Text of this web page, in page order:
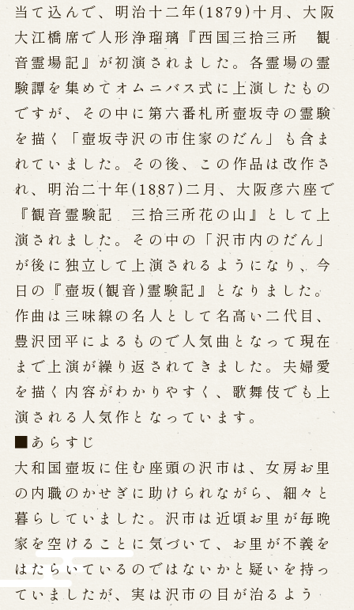
当て込んで、明治十二年(1879)十月、大阪
大江橋席で人形浄瑠璃『西国三拾三所 観
音霊場記』が初演されました。各霊場の霊
験譚を集めてオムニバス式に上演したもの
ですが、その中に第六番札所壺坂寺の霊験
を描く「壺坂寺沢の市住家のだん」も含ま
れていました。その後、この作品は改作さ
れ、明治二十年(1887)二月、大阪彦六座で
『観音霊験記 三拾三所花の山』として上
演されました。その中の「沢市内のだん」
が後に独立して上演されるようになり、今
日の『壺坂(観音)霊験記』となりました。
作曲は三味線の名人として名高い二代目、
豊沢団平によるもので人気曲となって現在
まで上演が繰り返されてきました。夫婦愛
を描く内容がわかりやすく、歌舞伎でも上
演される人気作となっています。
■あらすじ
大和国壺坂に住む座頭の沢市は、女房お里
の内職のかせぎに助けられながら、細々と
暮らしていました。沢市は近頃お里が毎晩
家を空けることに気づいて、お里が不義を
はたらいているのではないかと疑いを持っ
ていましたが、実は沢市の目が治るよう